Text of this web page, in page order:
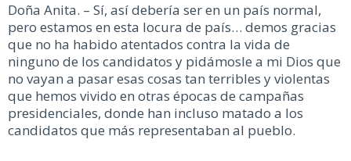
Doña Anita. – Sí, así debería ser en un país normal,
pero estamos en esta locura de país… demos gracias
que no ha habido atentados contra la vida de
ninguno de los candidatos y pidámosle a mi Dios que
no vayan a pasar esas cosas tan terribles y violentas
que hemos vivido en otras épocas de campañas
presidenciales, donde han incluso matado a los
candidatos que más representaban al pueblo.